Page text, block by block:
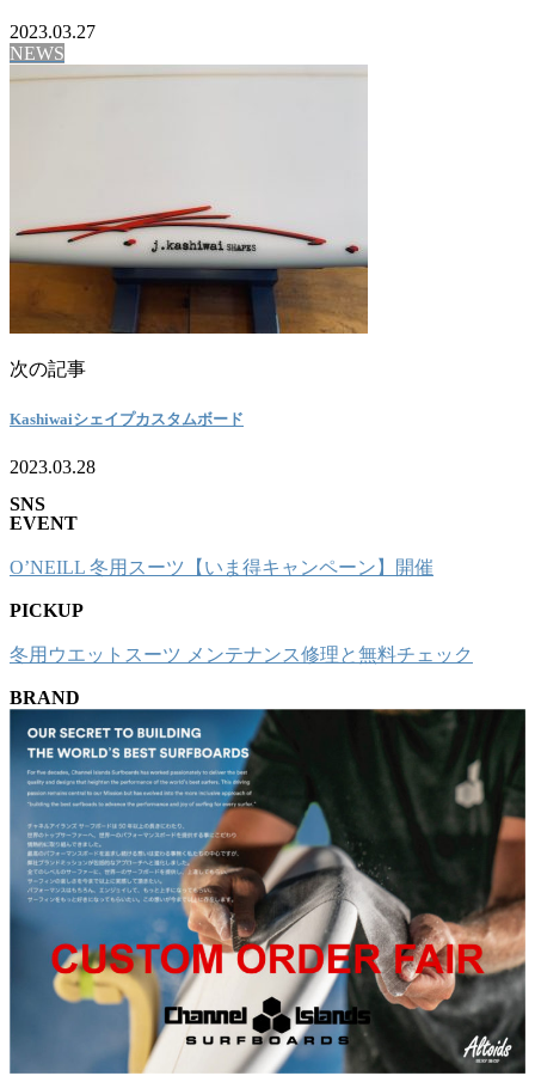
2023.03.27
NEWS
次の記事
Kashiwaiシェイプカスタムボード
2023.03.28
SNS
EVENT
O’NEILL 冬用スーツ【いま得キャンペーン】開催
PICKUP
冬用ウエットスーツ メンテナンス修理と無料チェック
BRAND